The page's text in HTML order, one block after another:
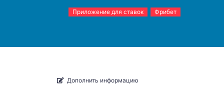
Приложение для ставок Фрибет
Дополнить информацию